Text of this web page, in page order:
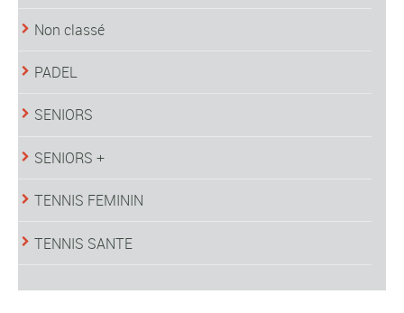
Non classé
PADEL
SENIORS
SENIORS +
TENNIS FEMININ
TENNIS SANTE